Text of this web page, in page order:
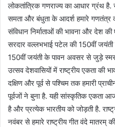
लोकतांत्रिक गणराज्य का आधार ग्रंथ है.
समता और बंधुता के आदर्श हमारे गणतंत्र
संविधान निर्माताओं की भावना और देश
सरदार वल्लभभाई पटेल की 150वीं जयंती
150वीं जयंती के पावन अवसर से जुड़े
उत्सव देशवासियों में राष्ट्रीय एकता की
दक्षिण और पूर्व से पश्चिम तक हमारी
पूर्वजों ने बुना है. यही सांस्कृतिक एकता
है और प्रत्येक भारतीय को जोड़ती है.
नवंबर से हमारे राष्ट्रीय गीत वंदे